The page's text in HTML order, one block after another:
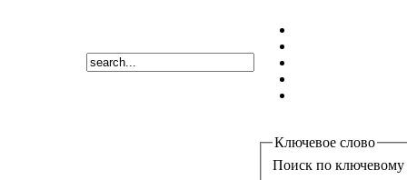
Ключевое слово
Поиск по ключевому